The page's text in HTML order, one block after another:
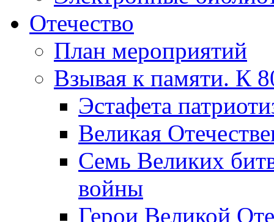
Отечество
План мероприятий
Взывая к памяти. К
Эcтафета
Великая
Семь Великих
войны
Герои Великой